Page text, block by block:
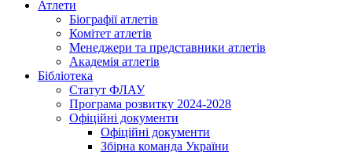
Атлети
Біографії атлетів
Комітет атлетів
Менеджери та представники атлетів
Академія атлетів
Бібліотека
Статут ФЛАУ
Програма розвитку 2024-2028
Офіційні документи
Офіційні документи
Збірна команда України